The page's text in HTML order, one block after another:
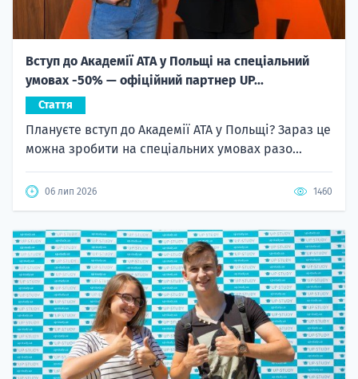
Вступ до Академії ATA у Польщі на спеціальний
умовах -50% — офіційний партнер UP...
Стаття
Плануєте вступ до Академії ATA у Польщі? Зараз це
можна зробити на спеціальних умовах разо...
06 лип 2026 1460